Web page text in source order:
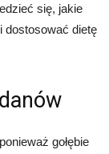
się, jakie
dostosować dietę
gołębie